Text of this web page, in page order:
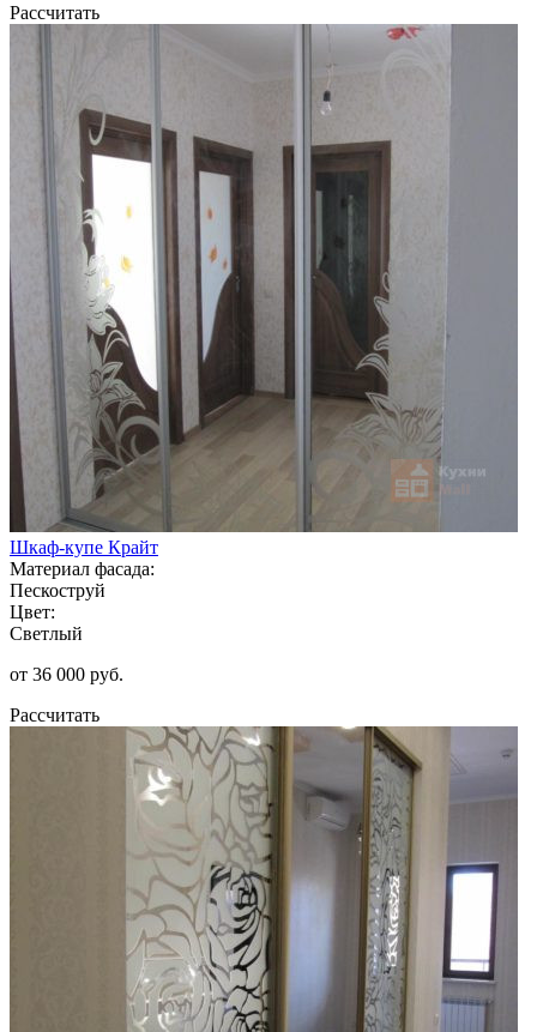
Рассчитать
Шкаф-купе Крайт
Материал фасада:
Пескоструй
Цвет:
Светлый
от 36 000 руб.
Рассчитать